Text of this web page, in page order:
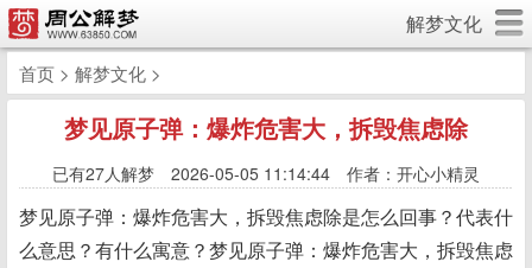
解梦文化
首页 > 解梦文化 >
梦见原子弹：爆炸危害大，拆毁焦虑除
已有27人解梦 2026-05-05 11:14:44 作者：开心小精灵
梦见原子弹：爆炸危害大，拆毁焦虑除是怎么回事？代表什
么意思？有什么寓意？梦见原子弹：爆炸危害大，拆毁焦虑